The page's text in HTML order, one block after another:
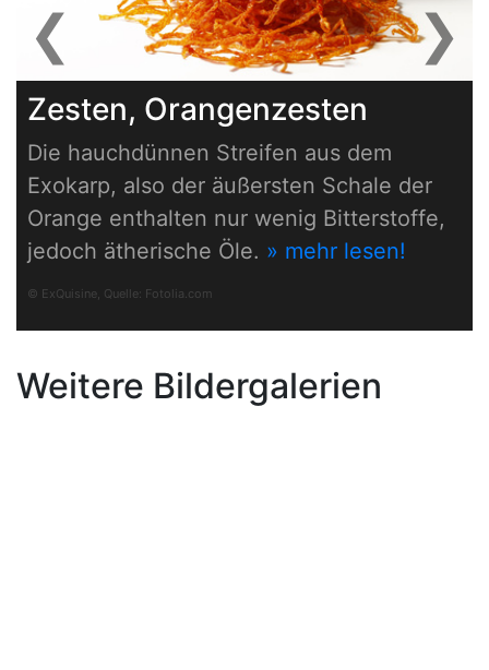
Zesten, Orangenzesten
Die hauchdünnen Streifen aus dem
Exokarp, also der äußersten Schale der
Orange enthalten nur wenig Bitterstoffe,
jedoch ätherische Öle. » mehr lesen!
© ExQuisine, Quelle: Fotolia.com
❮Previous ❯Next
Weitere Bildergalerien